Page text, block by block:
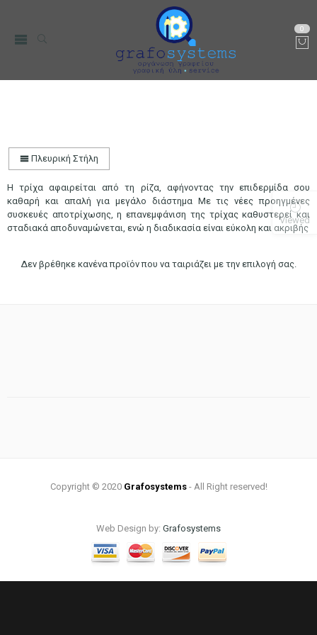
0
Πλευρική Στήλη
Η τρίχα αφαιρείται από τη ρίζα, αφήνοντας την επιδερμίδα σου
καθαρή και απαλή για μεγάλο διάστημα Με τις νέες προηγμένες
συσκευές αποτρίχωσης, η επανεμφάνιση της τρίχας καθυστερεί και
σταδιακά αποδυναμώνεται, ενώ η διαδικασία είναι εύκολη και ακριβής
Δεν βρέθηκε κανένα προϊόν που να ταιριάζει με την επιλογή σας.
Copyright © 2020 Grafosystems- All Right reserved!
Web Design by: Grafosystems
Viewed